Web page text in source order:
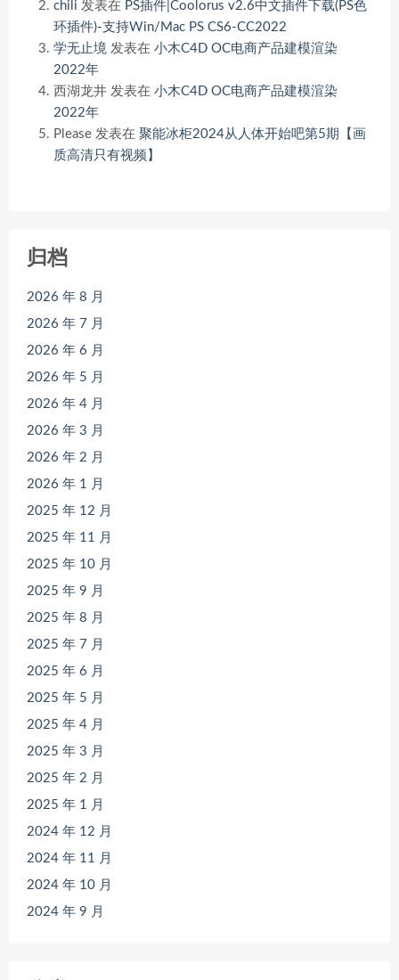
chili 发表在 PS插件|Coolorus v2.6中文插件下载(PS色
环插件)-支持Win/Mac PS CS6-CC2022
学无止境 发表在 小木C4D OC电商产品建模渲染
2022年
西湖龙井 发表在 小木C4D OC电商产品建模渲染
2022年
Please 发表在 聚能冰柜2024从人体开始吧第5期【画
质高清只有视频】
归档
2026 年 8 月
2026 年 7 月
2026 年 6 月
2026 年 5 月
2026 年 4 月
2026 年 3 月
2026 年 2 月
2026 年 1 月
2025 年 12 月
2025 年 11 月
2025 年 10 月
2025 年 9 月
2025 年 8 月
2025 年 7 月
2025 年 6 月
2025 年 5 月
2025 年 4 月
2025 年 3 月
2025 年 2 月
2025 年 1 月
2024 年 12 月
2024 年 11 月
2024 年 10 月
2024 年 9 月